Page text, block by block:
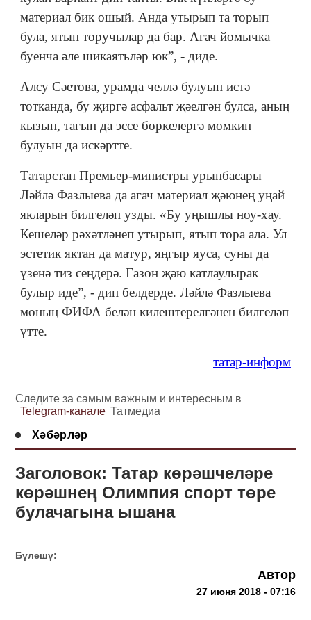
материал бик ошый. Анда утырып та торып
була, ятып торучылар да бар. Агач йомычка
буенча әле шикаятьләр юк”, - диде.
Алсу Сәетова, урамда челлә булуын истә
тотканда, бу җиргә асфальт җәелгән булса, аның
кызып, тагын да эссе бөркелергә мөмкин
булуын да искәртте.
Татарстан Премьер-министры урынбасары
Ләйлә Фазлыева да агач материал җәюнең уңай
якларын билгеләп узды. «Бу уңышлы ноу-хау.
Кешеләр рәхәтләнеп утырып, ятып тора ала. Ул
эстетик яктан да матур, яңгыр яуса, суны да
үзенә тиз сеңдерә. Газон җәю катлаулырак
булыр иде”, - дип белдерде. Ләйлә Фазлыева
моның ФИФА белән килештерелгәнен билгеләп
үтте.
татар-информ
Следите за самым важным и интересным в
Telegram-канале Татмедиа
Хәбәрләр
Заголовок: Татар көрәшчеләре
көрәшнең Олимпия спорт төре
булачагына ышана
Бүлешү:
Автор
27 июня 2018 - 07:16